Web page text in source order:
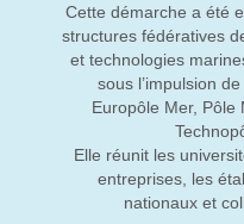
Cette démarche a été
structures fédératives
et technologies
sous l’impulsion
Europôle Mer, Pôle
Elle réunit les
entreprises, les
nationaux et